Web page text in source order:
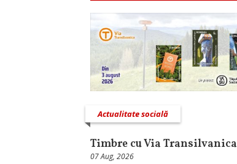
Actualitate socială
Timbre cu Via Transilvanica
07 Aug, 2026